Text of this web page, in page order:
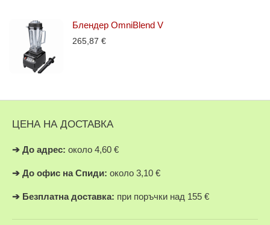
Блендер OmniBlend V
265,87 €
ЦЕНА НА ДОСТАВКА
➔ До адрес: около 4,60 €
➔ До офис на Спиди: около 3,10 €
➔ Безплатна доставка: при поръчки над 155 €